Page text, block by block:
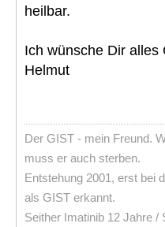
heilbar.
Ich wünsche Dir alles
Helmut
Der GIST - mein Freund.
muss er auch sterben.
Entstehung 2001, erst bei
als GIST erkannt.
Seither Imatinib 12 Jahre /